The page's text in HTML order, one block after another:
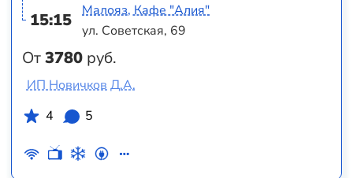
15:15
От3780 руб.
Малояз, Кафе "Алия"
ул. Советская, 69
ИП Новичков Д.А.
4
5